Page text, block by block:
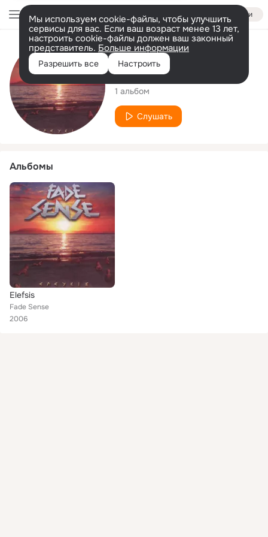
Войти
Мы используем cookie-файлы, чтобы улучшить
сервисы для вас. Если ваш возраст менее 13 лет,
настроить cookie-файлы должен ваш законный
представитель. Больше информации
Разрешить все Настроить
Исполнитель
Fade Sense
1 альбом
Слушать
Альбомы
Elefsis
Fade Sense
2006